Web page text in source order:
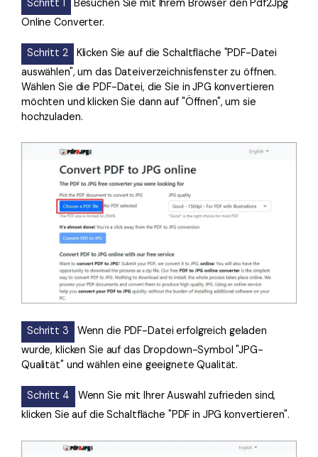
Schritt 1
Besuchen Sie mit Ihrem Browser den Pdf2Jpg
Online Converter.
Schritt 2
Klicken Sie auf die Schaltfläche "PDF-Datei
auswählen", um das Dateiverzeichnisfenster zu öffnen.
Wählen Sie die PDF-Datei, die Sie in JPG konvertieren
möchten und klicken Sie dann auf "Öffnen", um sie
hochzuladen.
Schritt 3
Wenn die PDF-Datei erfolgreich geladen
wurde, klicken Sie auf das Dropdown-Symbol "JPG-
Qualität" und wählen eine geeignete Qualität.
Schritt 4
Wenn Sie mit Ihrer Auswahl zufrieden sind,
klicken Sie auf die Schaltfläche "PDF in JPG konvertieren".